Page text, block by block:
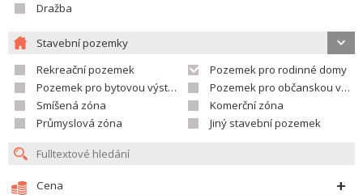
Dražba
Stavební pozemky
Rekreační pozemek
Pozemek pro rodinné domy
Pozemek pro bytovou výstavbu
Pozemek pro občanskou vybavenost
Smíšená zóna
Komerční zóna
Průmyslová zóna
Jiný stavební pozemek
Cena